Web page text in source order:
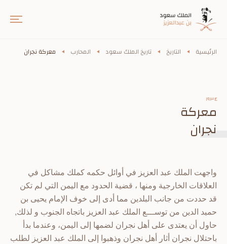
الرئيسية التاريخ تاريخ الملك سعود المحارب معركة نجران
١٩٣٤
معركة
نجران
واجهت الملك عبد العزيز في أوائل حكمه كملك مشاكل في
العلاقات الخارجية ومنها ، قضية الحدود مع اليمن التي لم تكن
قد حددت من جانب البلدين مما أدى إلى خوف الإمام يحيى بن
حميد الدين من توســـع الملك عبد العزيز باتجاه الجنوب و لذلك,
حاول أن يعتدى على أهل نجران لضمها إلى اليمن، وعندما بدأ
باحتلال نجران أثار أهل نجران وذهبوا إلى الملك عبد العزيز لطلب